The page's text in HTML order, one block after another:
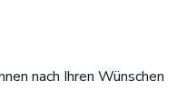
nach Ihren Wünschen